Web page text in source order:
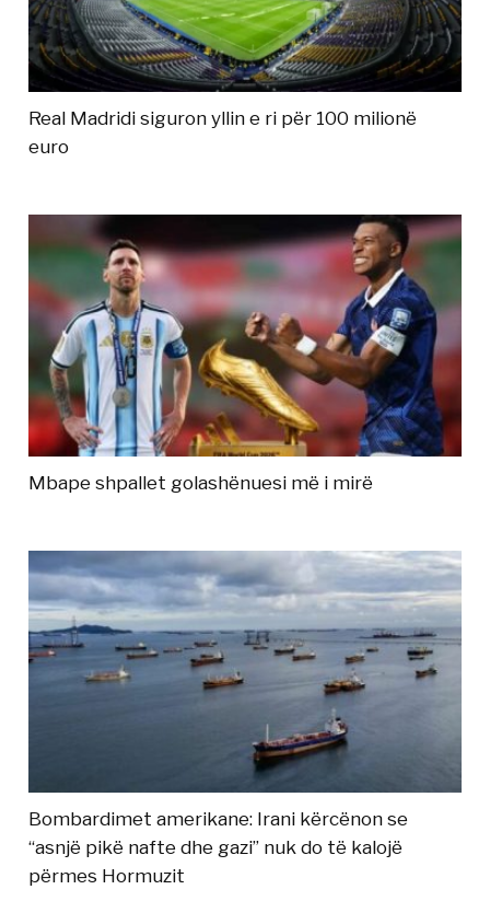
Real Madridi siguron yllin e ri për 100 milionë
euro
Mbape shpallet golashënuesi më i mirë
Bombardimet amerikane: Irani kërcënon se
“asnjë pikë nafte dhe gazi” nuk do të kalojë
përmes Hormuzit